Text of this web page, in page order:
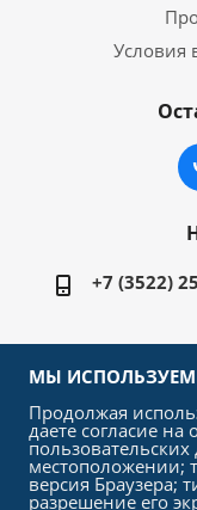
Условия
+7 (3522)
640027,
2026
МЫ ИСПОЛЬЗУЕМ
Продолжая
даете согласие
местоположении;
версия Браузера;
разрешение его